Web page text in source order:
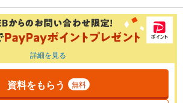
詳細を見る
資料をもらう 無料